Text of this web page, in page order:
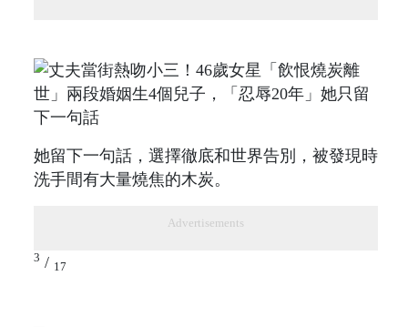
她留下一句話，選擇徹底和世界告別，被發現時
洗手間有大量燒焦的木炭。
Advertisements
3 / 17